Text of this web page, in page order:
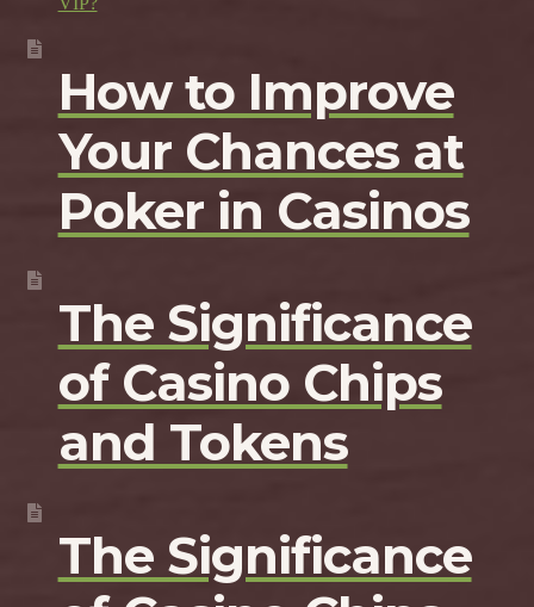
How to Improve
Your Chances at
Poker in Casinos
The Significance
of Casino Chips
and Tokens
The Significance